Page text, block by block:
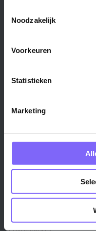
Noodzakelijk
Voorkeuren
Statistieken
Marketing
Heerlen ›
Weert ›
Onderwijs ›
Zorg & welzijn ›
ICT ›